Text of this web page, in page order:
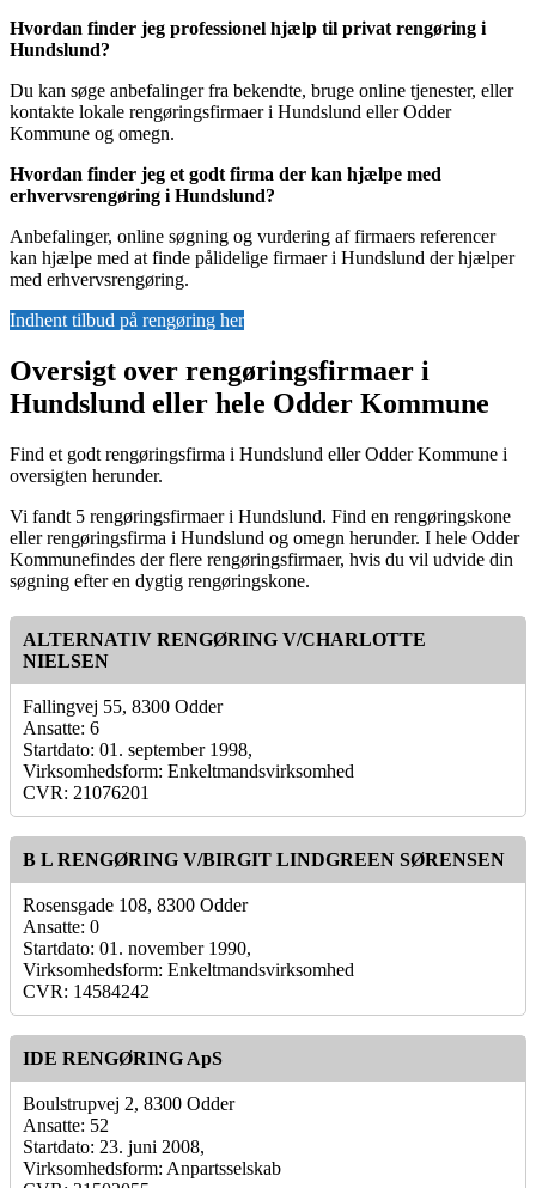
Hvordan finder jeg professionel hjælp til privat rengøring i
Hundslund?
Du kan søge anbefalinger fra bekendte, bruge online tjenester, eller
kontakte lokale rengøringsfirmaer i Hundslund eller Odder
Kommune og omegn.
Hvordan finder jeg et godt firma der kan hjælpe med
erhvervsrengøring i Hundslund?
Anbefalinger, online søgning og vurdering af firmaers referencer
kan hjælpe med at finde pålidelige firmaer i Hundslund der hjælper
med erhvervsrengøring.
Indhent tilbud på rengøring her
Oversigt over rengøringsfirmaer i
Hundslund eller hele Odder Kommune
Find et godt rengøringsfirma i Hundslund eller Odder Kommune i
oversigten herunder.
Vi fandt 5 rengøringsfirmaer i Hundslund. Find en rengøringskone
eller rengøringsfirma i Hundslund og omegn herunder. I hele Odder
Kommunefindes der flere rengøringsfirmaer, hvis du vil udvide din
søgning efter en dygtig rengøringskone.
ALTERNATIV RENGØRING V/CHARLOTTE
NIELSEN
Fallingvej 55, 8300 Odder
Ansatte: 6
Startdato: 01. september 1998,
Virksomhedsform: Enkeltmandsvirksomhed
CVR: 21076201
B L RENGØRING V/BIRGIT LINDGREEN SØRENSEN
Rosensgade 108, 8300 Odder
Ansatte: 0
Startdato: 01. november 1990,
Virksomhedsform: Enkeltmandsvirksomhed
CVR: 14584242
IDE RENGØRING ApS
Boulstrupvej 2, 8300 Odder
Ansatte: 52
Startdato: 23. juni 2008,
Virksomhedsform: Anpartsselskab